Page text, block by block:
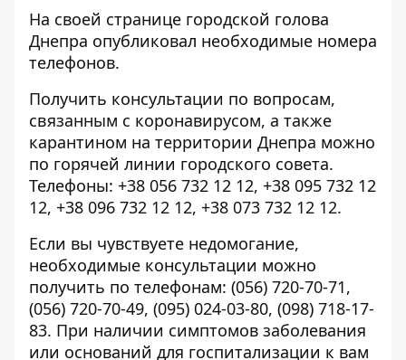
На своей странице городской голова
Днепра опубликовал необходимые номера
телефонов.
Получить консультации по вопросам,
связанным с коронавирусом, а также
карантином на территории Днепра можно
по горячей линии городского совета.
Телефоны: +38 056 732 12 12, +38 095 732 12
12, +38 096 732 12 12, +38 073 732 12 12.
Если вы чувствуете недомогание,
необходимые консультации можно
получить по телефонам: (056) 720-70-71,
(056) 720-70-49, (095) 024-03-80, (098) 718-17-
83. При наличии симптомов заболевания
или оснований для госпитализации к вам